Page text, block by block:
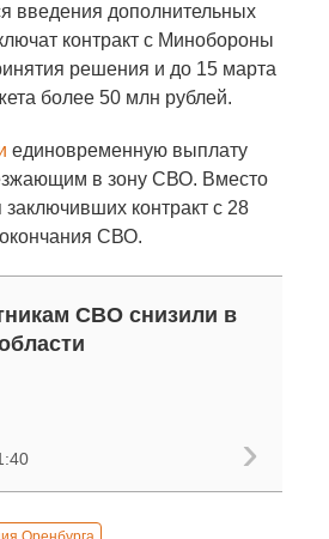
введения дополнительных
контракт с Минобороны
решения и до 15 марта
более 50 млн рублей.
единовременную выплату
в зону СВО. Вместо
контракт с 28
СВО.
СВО снизили в